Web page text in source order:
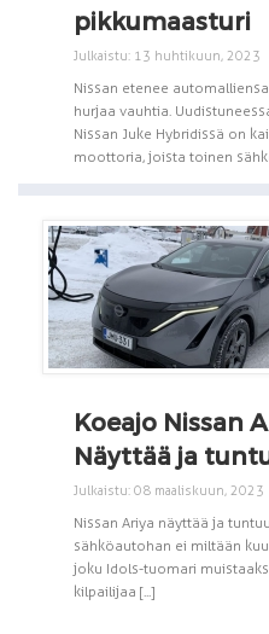
pikkumaasturi
Julkaistu: 13 huhtikuun, 2023
Nissan etenee
hurjaa vauhtia.
Nissan Juke Hybridissä on
moottoria, joista toinen
Koeajo Nissan
Näyttää ja
Julkaistu: 08 maaliskuun, 2023
Nissan Ariya näyttää ja
sähköautohan ei miltään
joku Idols-tuomari
kilpailijaa [...]